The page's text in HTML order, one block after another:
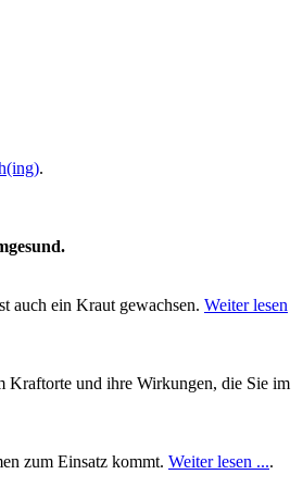
.
auch ein Kraut gewachsen. Weiter lesen
Kraftorte und ihre Wirkungen, die Sie im
zum Einsatz kommt. Weiter lesen ....